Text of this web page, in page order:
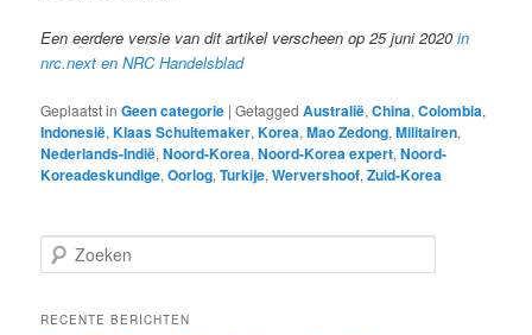
Een eerdere versie van dit artikel verscheen op 25 juni 2020in
nrc.next en NRC Handelsblad
Geplaatst in Geen categorie |Getagged Australië,China,Colombia,
Indonesië,Klaas Schuitemaker,Korea,Mao Zedong,Militairen,
Nederlands-Indië,Noord-Korea,Noord-Korea expert,Noord-
Koreadeskundige,Oorlog,Turkije,Wervershoof,Zuid-Korea
o
k
RECENTE BERICHTEN